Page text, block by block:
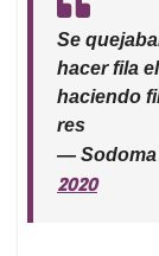
Se
hacer fila
haciendo
res
— Sodoma
2020